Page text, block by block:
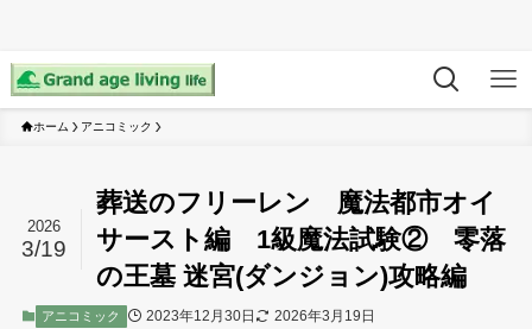
ホーム アニコミック
葬送のフリーレン 魔法都市オイ
サースト編 1級魔法試験② 零落
の王墓 迷宮(ダンジョン)攻略編
2026
3/19
アニコミック 2023年12月30日 2026年3月19日